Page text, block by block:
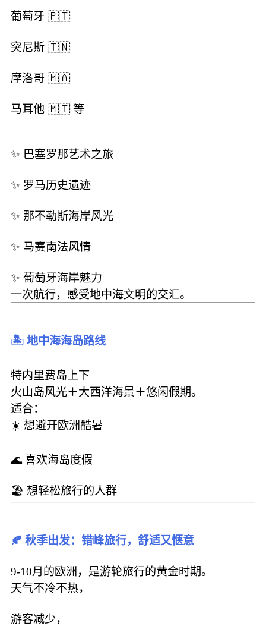
葡萄牙 🇵🇹
突尼斯 🇹🇳
摩洛哥 🇲🇦
马耳他 🇲🇹 等
✨ 巴塞罗那艺术之旅
✨ 罗马历史遗迹
✨ 那不勒斯海岸风光
✨ 马赛南法风情
✨ 葡萄牙海岸魅力
一次航行，感受地中海文明的交汇。
🏝️ 地中海海岛路线
特内里费岛上下
火山岛风光＋大西洋海景＋悠闲假期。
适合：
☀️ 想避开欧洲酷暑
🌊 喜欢海岛度假
🏖️ 想轻松旅行的人群
🍂 秋季出发：错峰旅行，舒适又惬意
9-10月的欧洲，是游轮旅行的黄金时期。
天气不冷不热，
游客减少，